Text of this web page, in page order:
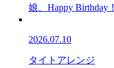
娘、Happy Birthday！
2026.07.10
タイトアレンジ